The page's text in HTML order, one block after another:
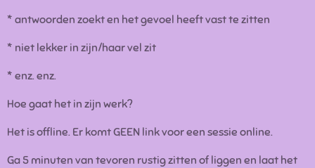
* antwoorden zoekt en het gevoel heeft vast te zitten
* niet lekker in zijn/haar vel zit
* enz. enz.
Hoe gaat het in zijn werk?
Het is offline. Er komt GEEN link voor een sessie online.
Ga 5 minuten van tevoren rustig zitten of liggen en laat het